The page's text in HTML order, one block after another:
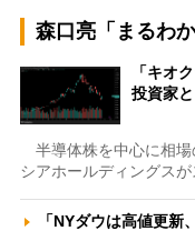
森口亮「まるわ
「キオ
投資家
半導体株を中心に相場
シアホールディングス
「NYダウは高値更